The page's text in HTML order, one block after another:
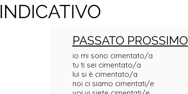
INDICATIVO
PASSATO PROSSIMO
io mi sono cimentato/a
tu ti sei cimentato/a
lui si è cimentato/a
noi ci siamo cimentati/e